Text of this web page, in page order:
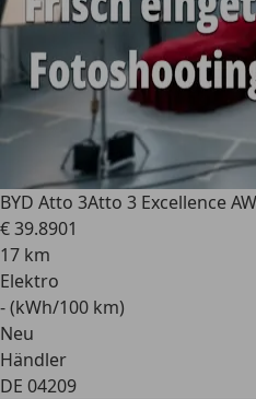
BYD Atto 3Atto 3 Excellence
€ 39.8901
17 km
Elektro
- (kWh/100 km)
Neu
Händler
DE 04209